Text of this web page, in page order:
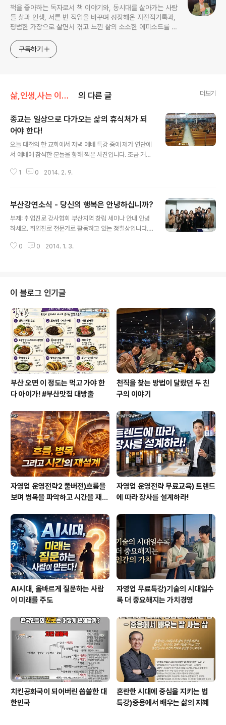
책을 좋아하는 독자로서 책 이야기와, 동시대를 살아가는 사람
들 삶과 인생, 서른 번 직업을 바꾸며 성장해온 자전적기록과,
평범한 가장으로 살면서 겪고 느낀 삶의 소소한 에피소드를 전
고픈 커리어코치, 유튜브: 정교수의 인생수업
구독하기
삶,인생,사는 이야기 의 다른 글 더보기
종교는 일상으로 다가오는 삶의 휴식처가 되
어야 한다!
오늘 대전의 한 교회에서 저녁 예배 특강 중에 제가 연단에
서 예배에 참석한 분들을 향해 찍은 사진입니다. 조금 거리
더 두려웠습니다. 강의를 아주 만족스럽게 잘하지는 못했
목회자들을 대상으로 외부에서 강연을 해본 적은 있지만
교회 내에서는 항상 제일 구석에 앉아 있는 다소 불성실한
신도였기 때문입니다. 제 직업특성상 여러 사람들 앞에 설
언급한 적이 없었습니다. 종교라는 것을 외부로 드러낸다
1 0 2014. 2. 9.
부산강연소식 - 당신의 행복은 안녕하십니까?
부제: 취업진로 강사협회 부산지역 창립 세미나 안내 안녕
하세요. 취업진로 전문가로 활동하고 있는 정철상입니다.
울과 부산에서 강연행사를 진행하려고 합니다. 서울 지역
오후5시에 2시간동안 서면 비즈니스센터에서 진행될 예정
입니다. 강연은 제가 할 예정인데요. 행복이라는 주제로 이
야기를 나눠볼까 합니다. 1시간 정도 제 강연을 하고 2,30
분 가량 토크쇼 형태로 이야기를 나누고, 2,30분 가량 인
사를 나누는 시간을 가지도록 할까 합니다. 부산 1월 강연:
정철상 교수의 강연 주제: ..
0 0 2014. 1. 3.
이 블로그 인기글
부산 오면 이 정도는 먹고 가야 한
다 아이가! #부산맛집 대방출
천직을 찾는 방법이 달랐던 두 친
구의 이야기
자영업 운영전략2 풀버전)흐름을
보며 병목을 파악하고 시간을 재설
자영업 운영전략 무료교육) 트렌드
에 따라 장사를 설계하라!
AI시대, 올바르게 질문하는 사람
이 미래를 주도
자영업 무료특강)기술의 시대일수
록 더 중요해지는 가치경영
치킨공화국이 되어버린 씁쓸한 대
한민국
혼란한 시대에 중심을 지키는 법
특강)중용에서 배우는 삶의 지혜